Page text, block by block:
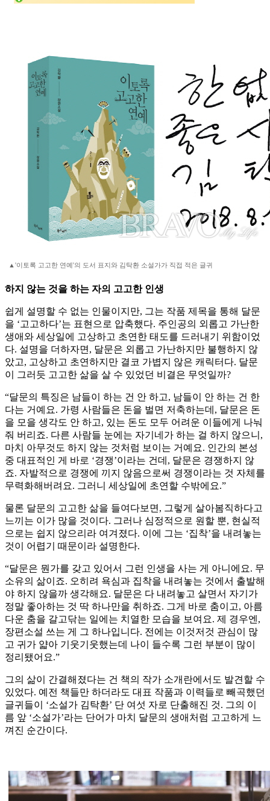
▲'이토록 고고한 연예'의 도서 표지와 김탁환 소설가가 직접 적은 글귀
하지 않는 것을 하는 자의 고고한 인생
쉽게 설명할 수 없는 인물이지만, 그는 작품 제목을 통해 달문
을 ‘고고하다’는 표현으로 압축했다. 주인공의 외롭고 가난한
생애와 세상일에 고상하고 초연한 태도를 드러내기 위함이었
다. 설명을 더하자면, 달문은 외롭고 가난하지만 불행하지 않
았고, 고상하고 초연하지만 결코 가볍지 않은 캐릭터다. 달문
이 그러듯 고고한 삶을 살 수 있었던 비결은 무엇일까?
“달문의 특징은 남들이 하는 건 안 하고, 남들이 안 하는 건 한
다는 거예요. 가령 사람들은 돈을 벌면 저축하는데, 달문은 돈
을 모을 생각도 안 하고, 있는 돈도 모두 어려운 이들에게 나눠
줘 버리죠. 다른 사람들 눈에는 자기네가 하는 걸 하지 않으니,
마치 아무것도 하지 않는 것처럼 보이는 거예요. 인간의 본성
중 대표적인 게 바로 ‘경쟁’이라는 건데, 달문은 경쟁하지 않
죠. 자발적으로 경쟁에 끼지 않음으로써 경쟁이라는 것 자체를
무력화해버려요. 그러니 세상일에 초연할 수밖에요.”
물론 달문의 고고한 삶을 들여다보면, 그렇게 살아봄직하다고
느끼는 이가 많을 것이다. 그러나 심정적으로 원할 뿐, 현실적
으로는 쉽지 않으리라 여겨졌다. 이에 그는 ‘집착’을 내려놓는
것이 어렵기 때문이라 설명한다.
“달문은 뭔가를 갖고 있어서 그런 인생을 사는 게 아니에요. 무
소유의 삶이죠. 오히려 욕심과 집착을 내려놓는 것에서 출발해
야 하지 않을까 생각해요. 달문은 다 내려놓고 살면서 자기가
정말 좋아하는 것 딱 하나만을 취하죠. 그게 바로 춤이고, 아름
다운 춤을 갈고닦는 일에는 치열한 모습을 보여요. 제 경우엔,
장편소설 쓰는 게 그 하나입니다. 전에는 이것저것 관심이 많
고 귀가 얇아 기웃기웃했는데 나이 들수록 그런 부분이 많이
정리됐어요.”
그의 삶이 간결해졌다는 건 책의 작가 소개란에서도 발견할 수
있었다. 예전 책들만 하더라도 대표 작품과 이력들로 빼곡했던
글귀들이 ‘소설가 김탁환’ 단 여섯 자로 단출해진 것. 그의 이
름 앞 ‘소설가’라는 단어가 마치 달문의 생애처럼 고고하게 느
껴진 순간이다.